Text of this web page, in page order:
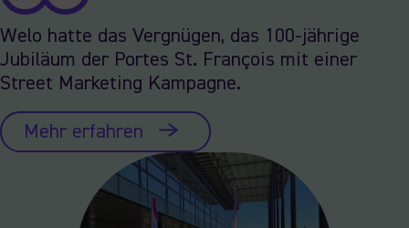
Welo hatte das Vergnügen, das 100-jährige
Jubiläum der Portes St. François mit einer
Street Marketing Kampagne.
Mehr erfahren